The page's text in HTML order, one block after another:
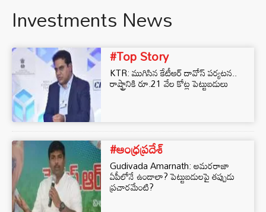
Investments News
#Top Story
KTR: ముగిసిన కేటీఆర్ దావోస్ పర్యటన..
రాష్ట్రానికి రూ.21 వేల కోట్ల పెట్టుబడులు
#ఆంధ్రప్రదేశ్
Gudivada Amarnath: అమరరాజా
ఏపీలోనే ఉండాలా? పెట్టుబడులపై తప్పుడు
ప్రచారమేంటి?